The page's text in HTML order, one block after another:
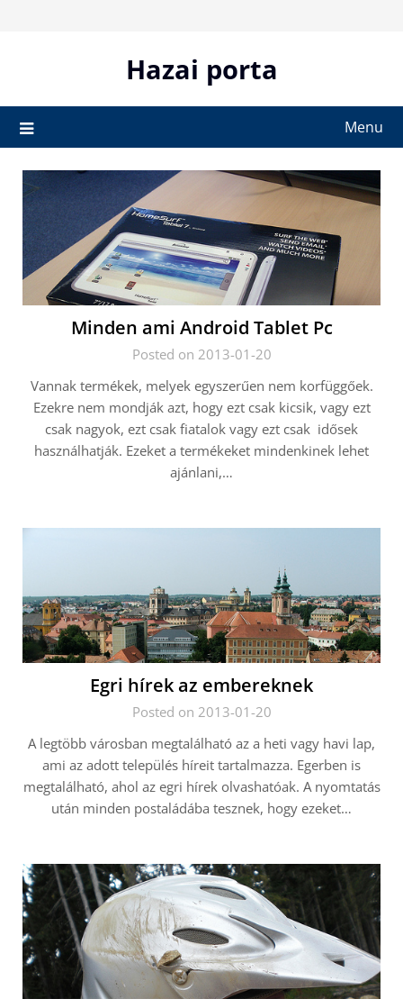
Hazai porta
Menu
Minden ami Android Tablet Pc
Posted on 2013-01-20
Vannak termékek, melyek egyszerűen nem korfüggőek.
Ezekre nem mondják azt, hogy ezt csak kicsik, vagy ezt
csak nagyok, ezt csak fiatalok vagy ezt csak idősek
használhatják. Ezeket a termékeket mindenkinek lehet
ajánlani,…
Egri hírek az embereknek
Posted on 2013-01-20
A legtöbb városban megtalálható az a heti vagy havi lap,
ami az adott település híreit tartalmazza. Egerben is
megtalálható, ahol az egri hírek olvashatóak. A nyomtatás
után minden postaládába tesznek, hogy ezeket…